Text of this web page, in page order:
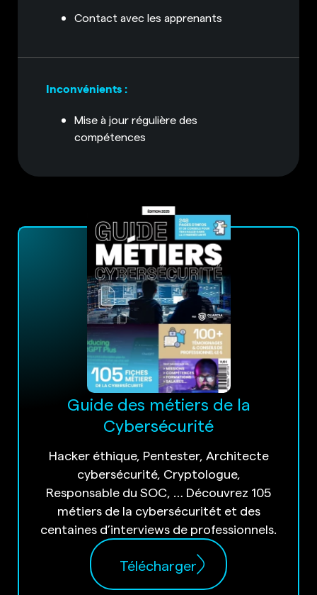
Contact avec les apprenants
Inconvénients :
Mise à jour régulière des
compétences
Guide des métiers de la
Cybersécurité
Hacker éthique, Pentester, Architecte
cybersécurité, Cryptologue,
Responsable du SOC, … Découvrez 105
métiers de la cybersécuritét et des
centaines d’interviews de professionnels.
Télécharger